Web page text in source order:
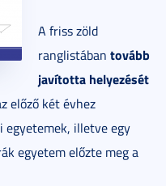
A friss zöld
ranglistában tovább
javította helyezését
előző két évhez
egyetemek, illetve egy
egyetem előzte meg a